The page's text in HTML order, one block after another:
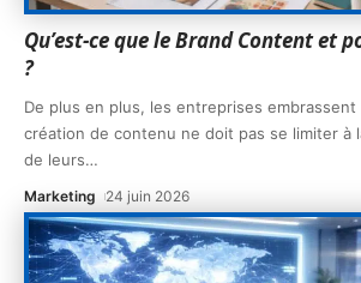
Qu’est-ce que le Brand Content et
?
De plus en plus, les entreprises
création de contenu ne doit pas se limiter à
de leurs…
Marketing 24 juin 2026